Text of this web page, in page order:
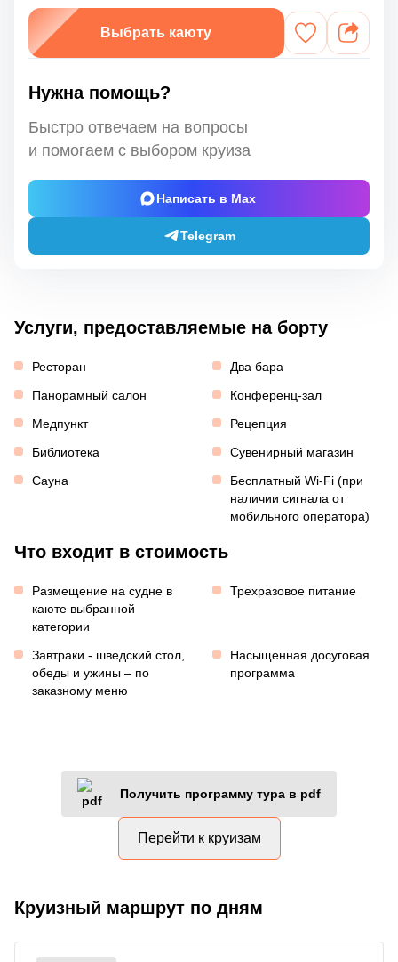
Выбрать каюту
Нужна помощь?
Быстро отвечаем на вопросы
и помогаем с выбором круиза
Написать в Max
Telegram
Услуги, предоставляемые на борту
Ресторан
Два бара
Панорамный салон
Конференц-зал
Медпункт
Рецепция
Библиотека
Сувенирный магазин
Сауна
Бесплатный Wi-Fi (при
наличии сигнала от
мобильного оператора)
Что входит в стоимость
Размещение на судне в
каюте выбранной
категории
Трехразовое питание
Завтраки - шведский стол,
обеды и ужины – по
заказному меню
Насыщенная досуговая
программа
Получить программу тура в pdf
Перейти к круизам
Круизный маршрут по дням